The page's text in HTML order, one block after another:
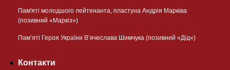
Пам'яті молодшого лейтенанта, пластуна Андрія Марківа
(позивний «Маркіз»)
Пам’яті Героя України В’ячеслава Шимчука (позивний «Дід»)
Контакти